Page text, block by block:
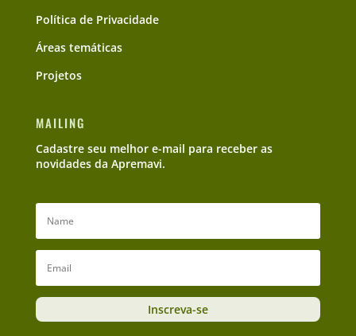
Política de Privacidade
Áreas temáticas
Projetos
MAILING
Cadastre seu melhor e-mail para receber as
novidades da Apremavi.
Inscreva-se